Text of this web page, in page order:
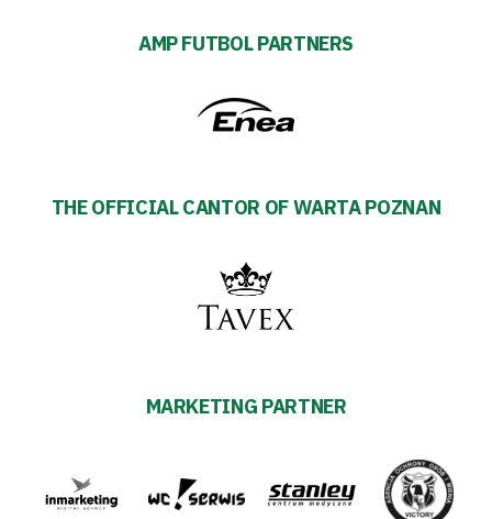
AMP FUTBOL PARTNERS
THE OFFICIAL CANTOR OF WARTA POZNAN
MARKETING PARTNER